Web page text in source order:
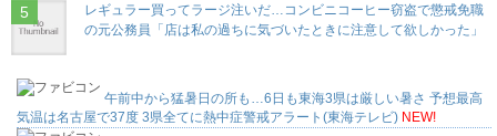
レギュラー買ってラージ注いだ…コンビニコーヒー窃盗で懲戒免職
の元公務員「店は私の過ちに気づいたときに注意して欲しかった」
午前中から猛暑日の所も…6日も東海3県は厳しい暑さ 予想最高
気温は名古屋で37度 3県全てに熱中症警戒アラート(東海テレビ) NEW!